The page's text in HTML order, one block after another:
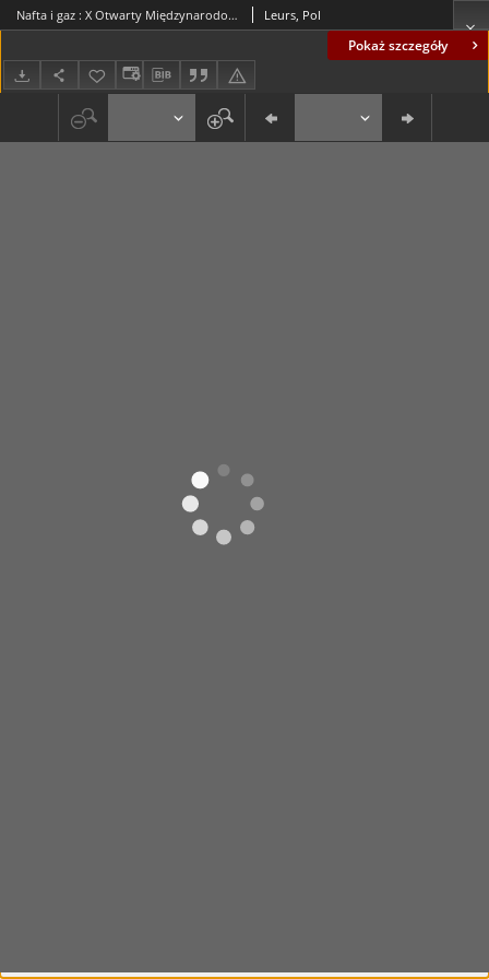
Pokaż szczegóły
Nafta i gaz : X Otwarty Międzynarodowy Konkurs na Rysunek Satyryczny / Pol Leurs Leurs, Pol